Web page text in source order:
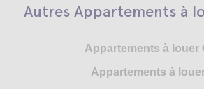
Autres Appartements à
Appartements à louer
Appartements à